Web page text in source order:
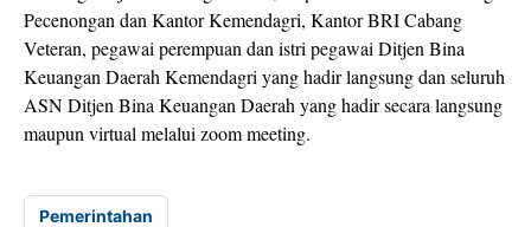
Pecenongan dan Kantor Kemendagri, Kantor BRI Cabang
Veteran, pegawai perempuan dan istri pegawai Ditjen Bina
Keuangan Daerah Kemendagri yang hadir langsung dan seluruh
ASN Ditjen Bina Keuangan Daerah yang hadir secara langsung
maupun virtual melalui zoom meeting.
Pemerintahan